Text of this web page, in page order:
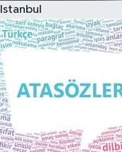
Istanbul